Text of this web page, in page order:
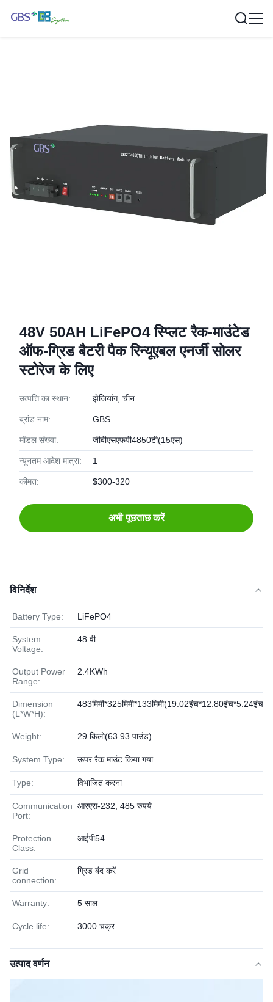
48V 50AH LiFePO4 स्प्लिट रैक-माउंटेड
ऑफ-ग्रिड बैटरी पैक रिन्यूएबल एनर्जी सोलर
स्टोरेज के लिए
उत्पत्ति का स्थान: झेजियांग, चीन
ब्रांड नाम: GBS
मॉडल संख्या: जीबीएसएफपी4850टी(15एस)
न्यूनतम आदेश मात्रा: 1
कीमत: $300-320
अभी पूछताछ करें
विनिर्देश
Battery Type: LiFePO4
System
Voltage:
48 वी
Output Power
Range:
2.4KWh
Dimension
(L*W*H):
483मिमी*325मिमी*133मिमी(19.02इंच*12.80इंच*5.24इंच)
Weight: 29 किलो(63.93 पाउंड)
System Type: ऊपर रैक माउंट किया गया
Type: विभाजित करना
Communication
Port:
आरएस-232, 485 रुपये
Protection
Class:
आईपी54
Grid
connection:
ग्रिड बंद करें
Warranty: 5 साल
Cycle life: 3000 चक्र
उत्पाद वर्णन